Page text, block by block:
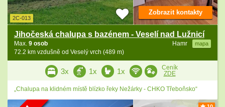
2C-013
Jihočeská chalupa s bazénem - Veselí nad Lužnicí
Hamr mapa
Max. 9 osob
72.2 km vzdušně od Veselý vrch (489 m)
Zobrazit kontakty
3x 1x 1x
Ceník
ZDE
„Chalupa na klidném místě blízko řeky Nežárky - CHKO Třeboňsko“